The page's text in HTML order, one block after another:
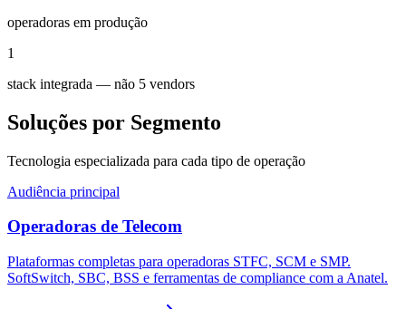
operadoras em produção
1
stack integrada — não 5 vendors
Soluções por Segmento
Tecnologia especializada para cada tipo de operação
Audiência principal
Operadoras de Telecom
Plataformas completas para operadoras STFC, SCM e SMP.
SoftSwitch, SBC, BSS e ferramentas de compliance com a Anatel.